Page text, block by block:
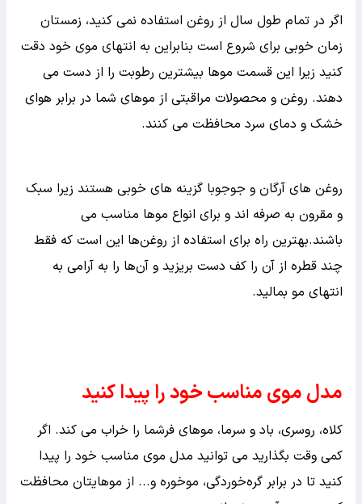
اگر در تمام طول سال از روغن استفاده نمی کنید، زمستان
زمان خوبی برای شروع است بنابراین به انتهای موی خود دقت
کنید زیرا این قسمت موها بیشترین رطوبت را از دست می
دهند. روغن و محصولات مراقبتی از موهای شما در برابر هوای
خشک و دمای سرد محافظت می کنند.
روغن های آرگان و جوجوبا گزینه های خوبی هستند زیرا سبک
و مقرون به صرفه اند و برای انواع موها مناسب می
باشند.بهترین راه برای استفاده از روغن‌ها این است که فقط
چند قطره از آن را کف دست بریزید و آن‌ها را به آرامی به
انتهای مو بمالید.
مدل موی مناسب خود را پیدا کنید
کلاه، روسری، باد و سرما، موهای فرشما را خراب می کند. اگر
کمی وقت بگذارید می توانید مدل موی مناسب خود را پیدا
کنید تا در برابر گره‌خوردگی، موخوره و... از موهایتان محافظت